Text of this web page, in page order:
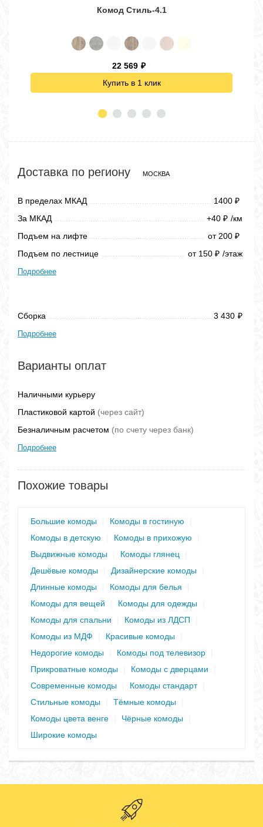
Комод Стиль-4.1
22 569 ₽
Купить в 1 клик
Доставка по региону МОСКВА
В пределах МКАД 1400 ₽
За МКАД +40 ₽ /км
Подъем на лифте
от 200 ₽
Подъем по лестнице от 150 ₽ /этаж
Подробнее
Сборка 3 430 ₽
Подробнее
Варианты оплат
Наличными курьеру
Пластиковой картой (через сайт)
Безналичным расчетом (по счету через банк)
Подробнее
Похожие товары
Большие комоды Комоды в гостиную
Комоды в детскую
Комоды в прихожую
Выдвижные комоды
Комоды глянец
Дешёвые комоды
Дизайнерские комоды
Длинные комоды
Комоды для белья
Комоды для вещей
Комоды для одежды
Комоды для спальни
Комоды из ЛДСП
Комоды из МДФ
Красивые комоды
Недорогие комоды
Комоды под телевизор
Прикроватные комоды
Комоды с дверцами
Современные комоды
Комоды стандарт
Стильные комоды
Тёмные комоды
Комоды цвета венге
Чёрные комоды
Широкие комоды